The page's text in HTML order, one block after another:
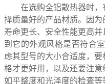
在选购全铝散热器时
择质量好的产品材质。因
寿命更长、安全性能更高
到它的外观风格是否符合
虑其型号的大小合适度，
格才更好用，以及还要注意
如平整度和光泽度的检查等